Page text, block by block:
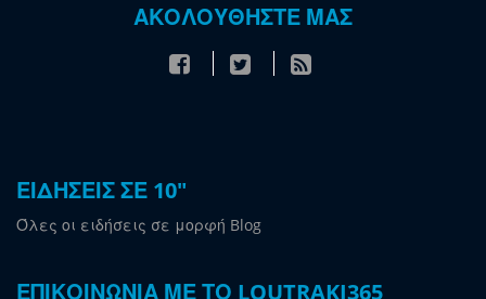
ΑΚΟΛΟΥΘΗΣΤΕ ΜΑΣ
ΕΙΔΗΣΕΙΣ ΣΕ 10"
Όλες οι ειδήσεις σε μορφή Blog
ΕΠΙΚΟΙΝΩΝΙΑ ΜΕ ΤΟ LOUTRAKI365